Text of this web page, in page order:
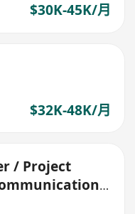
$30K-45K/月
$32K-48K/月
/ Project